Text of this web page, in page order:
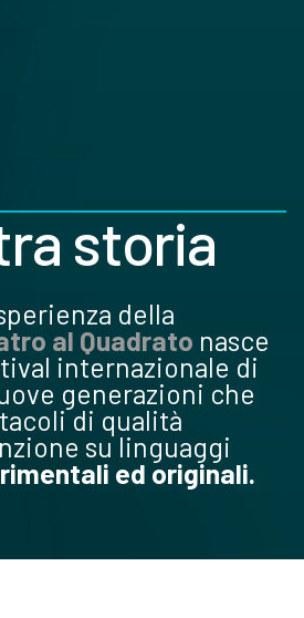
storia
della
al Quadrato nasce
internazionale di
generazioni che
di qualità
su linguaggi
ed originali.